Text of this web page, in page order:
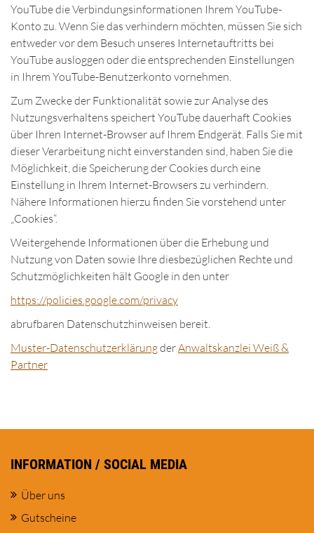
YouTube die Verbindungsinformationen Ihrem YouTube-
Konto zu. Wenn Sie das verhindern möchten, müssen Sie sich
entweder vor dem Besuch unseres Internetauftritts bei
YouTube ausloggen oder die entsprechenden Einstellungen
in Ihrem YouTube-Benutzerkonto vornehmen.
Zum Zwecke der Funktionalität sowie zur Analyse des
Nutzungsverhaltens speichert YouTube dauerhaft Cookies
über Ihren Internet-Browser auf Ihrem Endgerät. Falls Sie mit
dieser Verarbeitung nicht einverstanden sind, haben Sie die
Möglichkeit, die Speicherung der Cookies durch eine
Einstellung in Ihrem Internet-Browsers zu verhindern.
Nähere Informationen hierzu finden Sie vorstehend unter
„Cookies“.
Weitergehende Informationen über die Erhebung und
Nutzung von Daten sowie Ihre diesbezüglichen Rechte und
Schutzmöglichkeiten hält Google in den unter
https://policies.google.com/privacy
abrufbaren Datenschutzhinweisen bereit.
Muster-DatenschutzerklärungderAnwaltskanzlei Weiß &
Partner
INFORMATION / SOCIAL MEDIA
Über uns
Gutscheine